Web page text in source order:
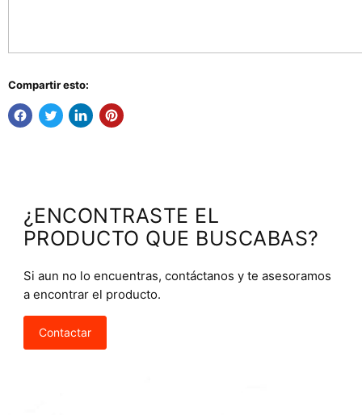
Compartir esto:
¿ENCONTRASTE EL
PRODUCTO QUE BUSCABAS?
Si aun no lo encuentras, contáctanos y te asesoramos
a encontrar el producto.
Contactar